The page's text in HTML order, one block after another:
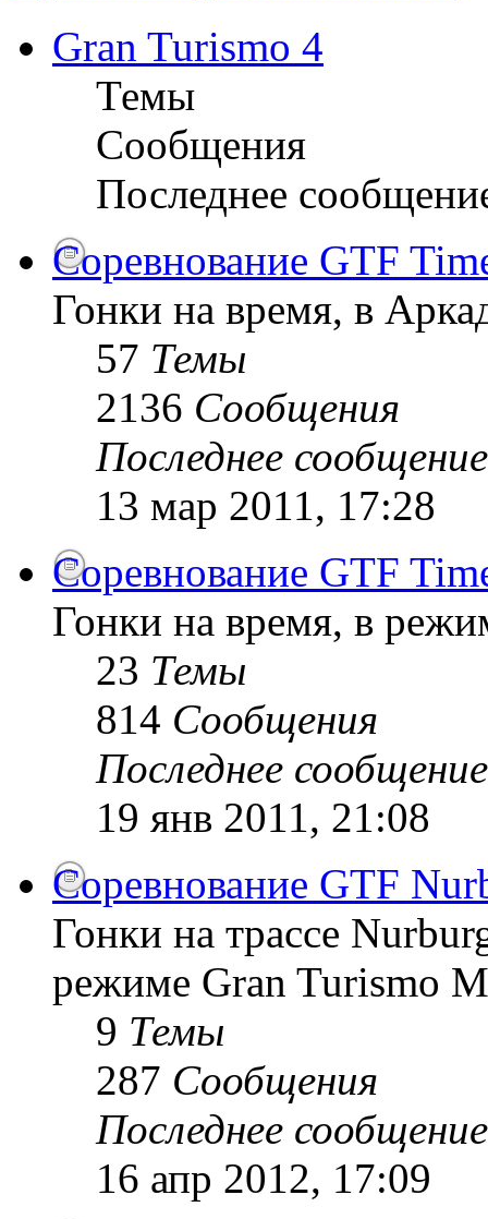
Gran Turismo 4
Темы
Сообщения
Последнее
Соревнование GTF
Гонки на время, в
57 Темы
2136 Сообщения
Последнее сообщение
13 мар 2011, 17:28
Соревнование GTF
Гонки на время, в
23 Темы
814 Сообщения
Последнее сообщение
19 янв 2011, 21:08
Соревнование GTF
Гонки на трассе
режиме Gran Turismo
9 Темы
287 Сообщения
Последнее сообщение
16 апр 2012, 17:09